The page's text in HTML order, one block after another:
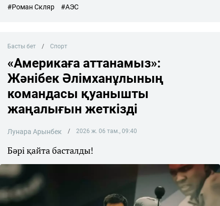
#Роман Скляр #АЭС
Басты бет Спорт
«Америкаға аттанамыз»:
Жәнібек Әлімханұлының
командасы қуанышты
жаңалығын жеткізді
Лунара Арынбек 2026 ж. 06 там., 09:40
Бәрі қайта басталды!